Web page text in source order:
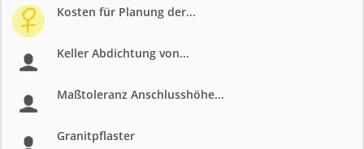
Kosten für Planung der...
Keller Abdichtung von...
Maßtoleranz Anschlusshöhe...
Granitpflaster